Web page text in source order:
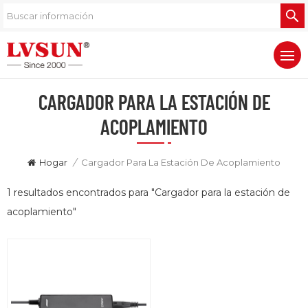
CARGADOR PARA LA ESTACIÓN DE
ACOPLAMIENTO
Hogar / Cargador Para La Estación De Acoplamiento
1 resultados encontrados para "Cargador para la estación de
acoplamiento"